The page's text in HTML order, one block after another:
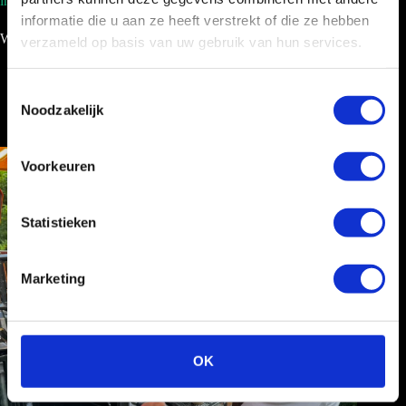
informatie die u aan ze heeft verstrekt of die ze hebben
verzameld op basis van uw gebruik van hun services.
s
t
e
m
m
i
n
g
s
s
l
Noodzakelijk
Voorkeuren
Statistieken
Marketing
OK
Wij werken landelijk!